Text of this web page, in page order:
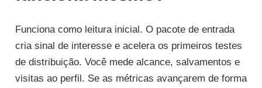
Funciona como leitura inicial. O pacote de entrada
cria sinal de interesse e acelera os primeiros testes
de distribuição. Você mede alcance, salvamentos e
visitas ao perfil. Se as métricas avançarem de forma